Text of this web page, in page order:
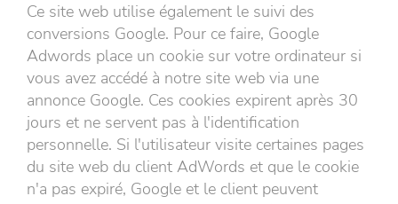
Ce site web utilise également le suivi des
conversions Google. Pour ce faire, Google
Adwords place un cookie sur votre ordinateur si
vous avez accédé à notre site web via une
annonce Google. Ces cookies expirent après 30
jours et ne servent pas à l'identification
personnelle. Si l'utilisateur visite certaines pages
du site web du client AdWords et que le cookie
n'a pas expiré, Google et le client peuvent